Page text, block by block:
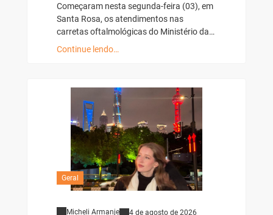
Começaram nesta segunda-feira (03), em
Santa Rosa, os atendimentos nas
carretas oftalmológicas do Ministério da…
Continue lendo…
Geral
Micheli Armanje 4 de agosto de 2026